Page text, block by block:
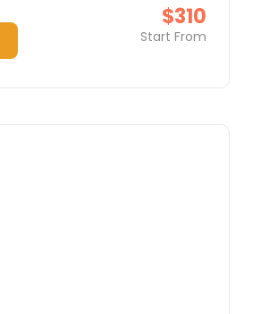
$310
Start From